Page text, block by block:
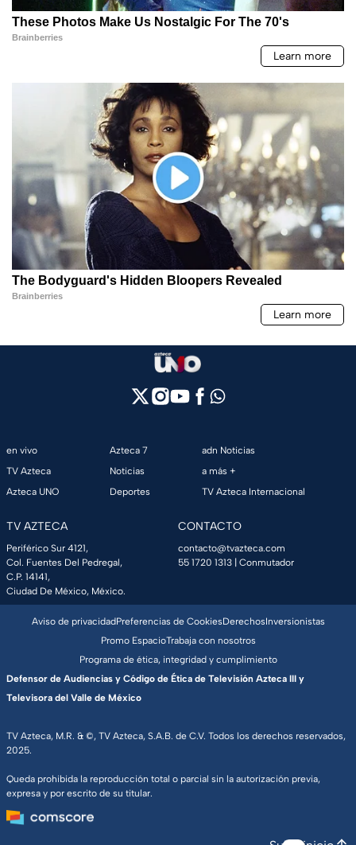
en vivo
TV Azteca
Azteca UNO
Azteca 7
Noticias
Deportes
adn Noticias
a más +
TV Azteca Internacional
TV AZTECA
Periférico Sur 4121,
Col. Fuentes Del Pedregal,
C.P. 14141,
Ciudad De México, México.
CONTACTO
contacto@tvazteca.com
55 1720 1313 | Conmutador
TV Azteca, M.R. & ©, TV Azteca, S.A.B. de C.V. Todos los derechos reservados,
2025.
Queda prohibida la reproducción total o parcial sin la autorización previa,
expresa y por escrito de su titular.
Aviso de privacidadPreferencias de CookiesDerechosInversionistas
Promo EspacioTrabaja con nosotros
Programa de ética, integridad y cumplimiento
Defensor de Audiencias y Código de Ética de Televisión Azteca III y
Televisora del Valle de México